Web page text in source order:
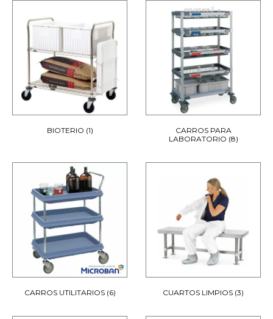
BIOTERIO (1)
CARROS PARA
LABORATORIO (8)
CARROS UTILITARIOS (6) CUARTOS LIMPIOS (3)